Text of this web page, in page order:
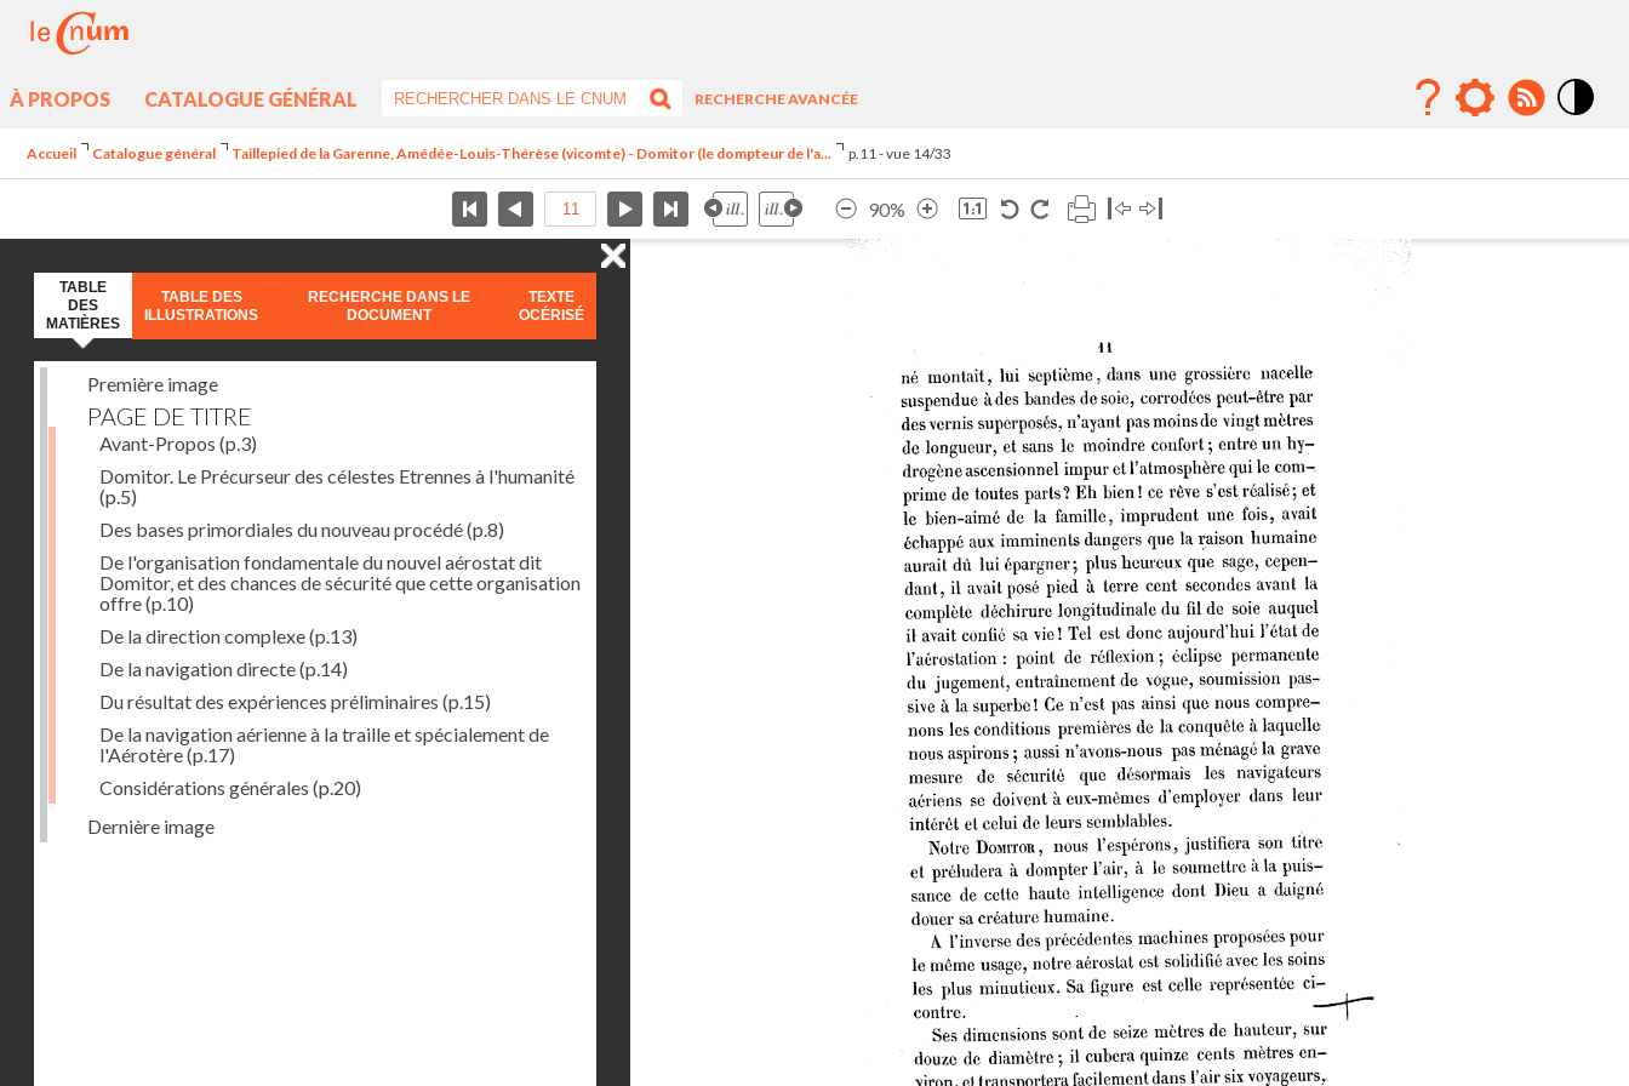
À PROPOS CATALOGUE GÉNÉRAL
RECHERCHE AVANCÉE
Accueil Catalogue général Taillepied de la Garenne, Amédée-Louis-Thérèse (vicomte) - Domitor (le dompteur de l'a... p.11 - vue 14/33
90%
TABLE
DES
MATIÈRES
TABLE DES
ILLUSTRATIONS
RECHERCHE DANS LE
DOCUMENT
TEXTE
OCÉRISÉ
Première image
PAGE DE TITRE
Avant-Propos (p.3)
Domitor. Le Précurseur des célestes Etrennes à l'humanité
(p.5)
Des bases primordiales du nouveau procédé(p.8)
De l'organisation fondamentale du nouvel aérostat dit
Domitor, et des chances de sécurité que cette organisation
offre(p.10)
De la direction complexe(p.13)
De la navigation directe(p.14)
Du résultat des expériences préliminaires (p.15)
De la navigation aérienne à la traille et spécialement de
l'Aérotère(p.17)
Considérations générales (p.20)
Dernière image